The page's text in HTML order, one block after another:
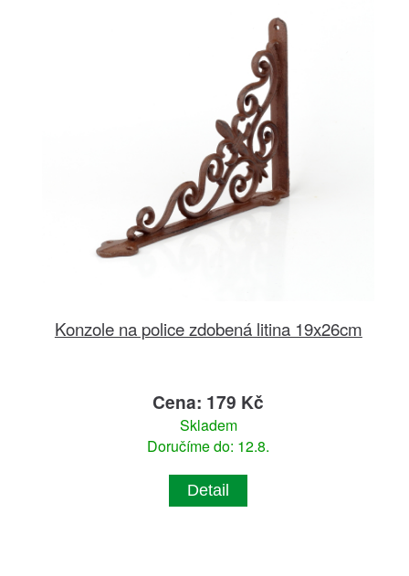
Konzole na police zdobená litina 19x26cm
Cena: 179 Kč
Skladem
Doručíme do: 12.8.
Detail